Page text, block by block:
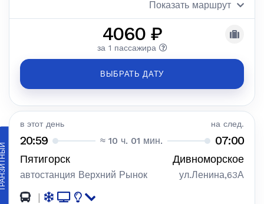
Показать маршрут
4060 ₽
за 1 пассажира
ВЫБРАТЬ ДАТУ
в этот день на след.
20:59 ≈ 10 ч. 01 мин. 07:00
Пятигорск Дивноморское
автостанция Верхний Рынок ул.Ленина,63А
|